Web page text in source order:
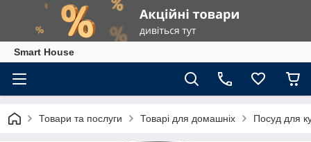
Smart House
Товари та послуги Товарі для домашніх Посуд для